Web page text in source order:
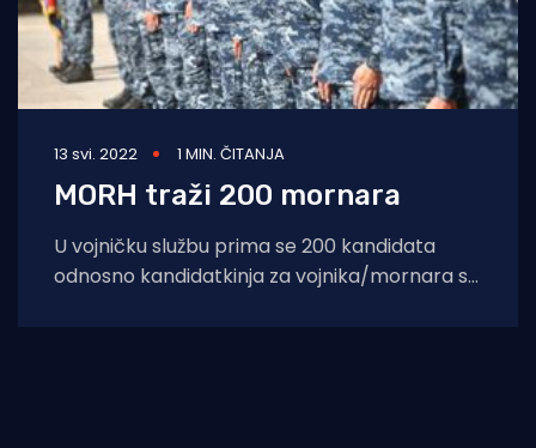
13 svi. 2022 1 MIN. ČITANJA
MORH traži 200 mornara
U vojničku službu prima se 200 kandidata
odnosno kandidatkinja za vojnika/mornara s